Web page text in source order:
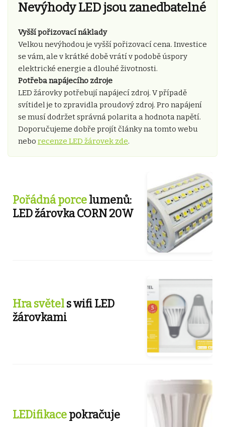
Nevýhody LED jsou zanedbatelné
Vyšší pořizovací náklady
Velkou nevýhodou je vyšší pořizovací cena. Investice
se vám, ale v krátké době vrátí v podobě úspory
elektrické energie a dlouhé životnosti.
Potřeba napájecího zdroje
LED žárovky potřebují napájecí zdroj. V případě
svítidel je to zpravidla proudový zdroj. Pro napájení
se musí dodržet správná polarita a hodnota napětí.
Doporučujeme dobře projít články na tomto webu
nebo recenze LED žárovek zde.
Pořádná porcelumenů:
LED žárovka CORN 20W
Hra světels wifi LED
žárovkami
LEDifikacepokračuje